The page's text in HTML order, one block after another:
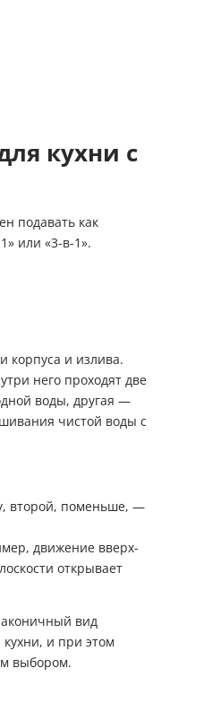
причину обращения
условия
Мы Вам перезвоним
кухни с
подавать как
или «3-в-1».
корпуса и излива.
него проходят две
воды, другая —
чистой воды с
второй, поменьше, —
движение вверх-
открывает
вид
кухни, и при этом
выбором.